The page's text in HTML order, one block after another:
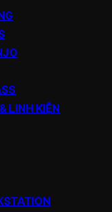
LINH KIỆN